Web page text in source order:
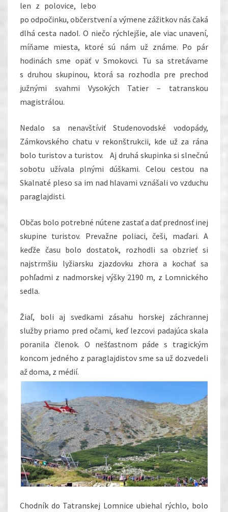
len z polovice, lebo
po odpočinku, občerstvení a výmene zážitkov nás čaká
dlhá cesta nadol. O niečo rýchlejšie, ale viac unavení,
míňame miesta, ktoré sú nám už známe. Po pár
hodinách sme opäť v Smokovci. Tu sa stretávame
s druhou skupinou, ktorá sa rozhodla pre prechod
južnými svahmi Vysokých Tatier – tatranskou
magistrálou.
Nedalo sa nenavštíviť Studenovodské vodopády,
Zámkovského chatu v rekonštrukcii, kde už za rána
bolo turistov a turistov. Aj druhá skupinka si slnečnú
sobotu užívala plnými dúškami. Celou cestou na
Skalnaté pleso sa im nad hlavami vznášali vo vzduchu
paraglajdisti.
Občas bolo potrebné nútene zastať a dať prednosť inej
skupine turistov. Prevažne poliaci, češi, maďari. A
keďže času bolo dostatok, rozhodli sa obzrieť si
najstrmšiu lyžiarsku zjazdovku zhora a kochať sa
pohľadmi z nadmorskej výšky 2190 m, z Lomnického
sedla.
Žiaľ, boli aj svedkami zásahu horskej záchrannej
služby priamo pred očami, keď lezcovi padajúca skala
poranila členok. O nešťastnom páde s tragickým
koncom jedného z paraglajdistov sme sa už dozvedeli
až doma, z médií.
Chodník do Tatranskej Lomnice ubiehal rýchlo, bolo